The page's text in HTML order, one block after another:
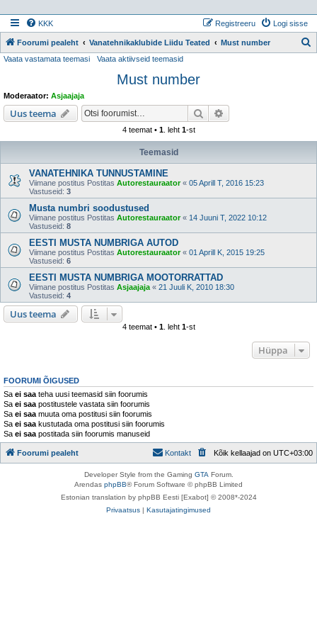
KKK Logi sisse
Registreeru
Foorumi pealeht Vanatehnikaklubide Liidu Teated Must number
Vaata vastamata teemasi Vaata aktiivseid teemasid
Must number
Moderaator: Asjaajaja
Uus teema Otsi
4 teemat • 1. leht 1-st
Teemasid
VANATEHNIKA TUNNUSTAMINE
Viimane postitus Postitas Autorestauraator« 05 Aprill T, 2016 15:23
Vastuseid: 3
Musta numbri soodustused
Viimane postitus Postitas Autorestauraator« 14 Juuni T, 2022 10:12
Vastuseid: 8
EESTI MUSTA NUMBRIGA AUTOD
Viimane postitus Postitas Autorestauraator« 01 Aprill K, 2015 19:25
Vastuseid: 6
EESTI MUSTA NUMBRIGA MOOTORRATTAD
Viimane postitus Postitas Asjaajaja « 21 Juuli K, 2010 18:30
Vastuseid: 4
Uus teema
4 teemat • 1. leht 1-st
Hüppa
FOORUMI ÕIGUSED
Sa ei saa teha uusi teemasid siin foorumis
Sa ei saa postitustele vastata siin foorumis
Sa ei saa muuta oma postitusi siin foorumis
Sa ei saa kustutada oma postitusi siin foorumis
Sa ei saa postitada siin foorumis manuseid
Foorumi pealeht Kõik kellaajad on UTC+03:00
Kontakt
Developer Style from the Gaming GTA Forum.
Arendas phpBB® Forum Software © phpBB Limited
Estonian translation by phpBB Eesti [Exabot] © 2008*-2024
Privaatsus | Kasutajatingimused